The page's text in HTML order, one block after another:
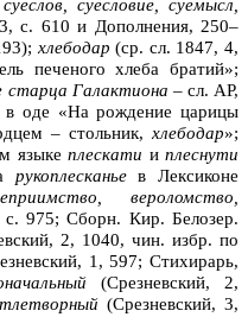
суеслов, суесловие, суемысл,
с. 610 и Дополнения, 250–
хлебодар (ср. сл. 1847, 4,
печеного хлеба братий»;
старца Галактиона –сл. АР,
оде «На рождение царицы
– стольник, хлебодар»;
языкеплескати иплеснути
рукоплесканьев Лексиконе
вероломство,
с. 975; Сборн. Кир. Белозер.
2, 1040, чин. избр. по
1, 597; Стихирарь,
(Срезневский, 2,
тлетворный(Срезневский, 3,